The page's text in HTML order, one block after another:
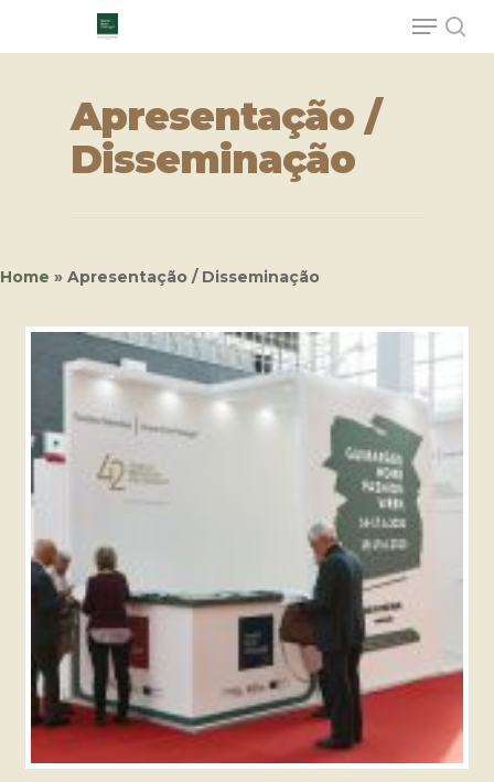
Hit enter to search or ESC to close
Apresentação /
Disseminação
Home » Apresentação / Disseminação